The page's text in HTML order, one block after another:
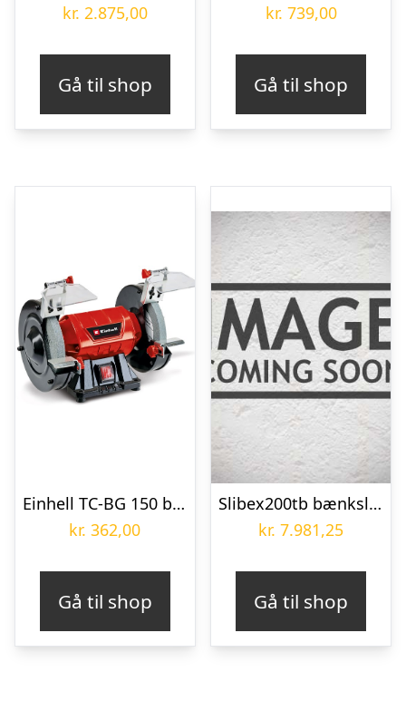
kr. 2.875,00
Gå til shop
kr. 739,00
Gå til shop
Einhell TC-BG 150 bænksliber 2xØ150 mm. 230V/110W
kr. 362,00
Gå til shop
Slibex200tb bænksliber med båndarm søjle KEF
kr. 7.981,25
Gå til shop